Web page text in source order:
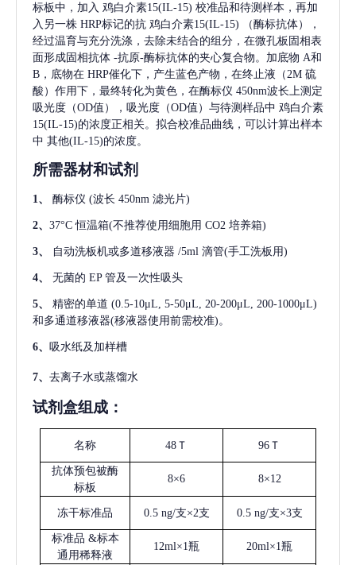
标板中，加入 鸡白介素15(IL-15) 校准品和待测样本，再加
入另一株 HRP标记的抗 鸡白介素15(IL-15)
（酶标抗体），
经过温育与充分洗涤，去除未结合的组分，在微孔板固相表
面形成固相抗体 -抗原-酶标抗体的夹心复合物。加底物 A和
B，底物在 HRP催化下，产生蓝色产物，在终止液（2M 硫
酸）作用下，最终转化为黄色，在酶标仪 450nm波长上测定
吸光度（OD值），吸光度（OD值）与待测样品中 鸡白介素
15(IL-15)的浓度正相关。拟合校准品曲线，可以计算出样本
中 其他(IL-15)的浓度。
所需器材和试剂
1、 酶标仪 (波长 450nm 滤光片)
2、 37°C 恒温箱(不推荐使用细胞用 CO2 培养箱)
3、 自动洗板机或多道移液器 /5ml 滴管(手工洗板用)
4、 无菌的 EP 管及一次性吸头
5、 精密的单道 (0.5-10μL, 5-50μL, 20-200μL, 200-1000μL)
和多通道移液器(移液器使用前需校准)。
6、 吸水纸及加样槽
7、 去离子水或蒸馏水
试剂盒组成：
名称 48Ｔ 96Ｔ
抗体预包被酶
标板
8×6 8×12
冻干标准品 0.5 ng/支×2支 0.5 ng/支×3支
标准品 &标本
通用稀释液
12ml×1瓶 20ml×1瓶